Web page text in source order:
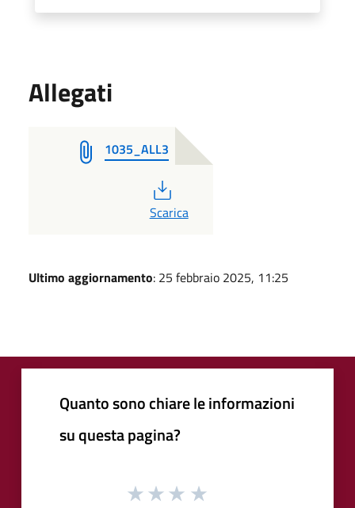
Allegati
1035_ALL3
PDF
Scarica
Ultimo aggiornamento: 25 febbraio 2025, 11:25
Quanto sono chiare le informazioni
su questa pagina?